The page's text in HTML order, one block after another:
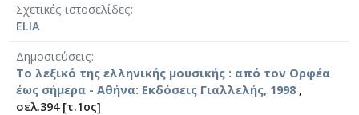
Σχετικές ιστοσελίδες
ELIA
Δημοσιεύσεις
Το λεξικό της ελληνικής μουσικής : από τον Ορφέα
έως σήμερα - Αθήνα: Εκδόσεις Γιαλλελής, 1998 ,
σελ.394 [τ.1ος]